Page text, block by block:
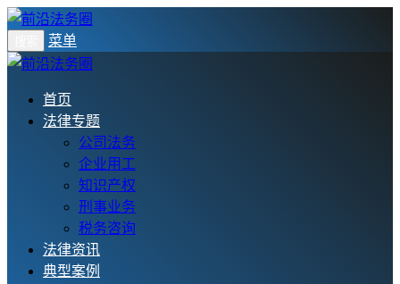
菜单
首页
法律专题
公司法务
企业用工
知识产权
刑事业务
税务咨询
法律资讯
典型案例